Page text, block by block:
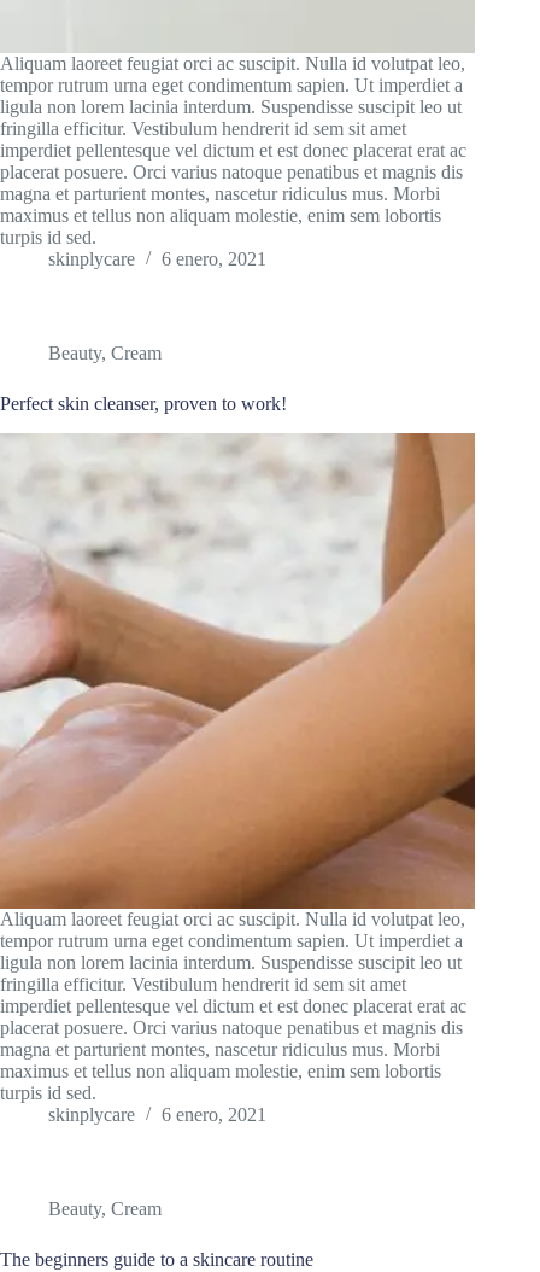
Aliquam laoreet feugiat orci ac suscipit. Nulla id volutpat leo,
tempor rutrum urna eget condimentum sapien. Ut imperdiet a
ligula non lorem lacinia interdum. Suspendisse suscipit leo ut
fringilla efficitur. Vestibulum hendrerit id sem sit amet
imperdiet pellentesque vel dictum et est donec placerat erat ac
placerat posuere. Orci varius natoque penatibus et magnis dis
magna et parturient montes, nascetur ridiculus mus. Morbi
maximus et tellus non aliquam molestie, enim sem lobortis
turpis id sed.
skinplycare
6 enero, 2021
Beauty, Cream
Perfect skin cleanser, proven to work!
Aliquam laoreet feugiat orci ac suscipit. Nulla id volutpat leo,
tempor rutrum urna eget condimentum sapien. Ut imperdiet a
ligula non lorem lacinia interdum. Suspendisse suscipit leo ut
fringilla efficitur. Vestibulum hendrerit id sem sit amet
imperdiet pellentesque vel dictum et est donec placerat erat ac
placerat posuere. Orci varius natoque penatibus et magnis dis
magna et parturient montes, nascetur ridiculus mus. Morbi
maximus et tellus non aliquam molestie, enim sem lobortis
turpis id sed.
skinplycare
6 enero, 2021
Beauty, Cream
The beginners guide to a skincare routine